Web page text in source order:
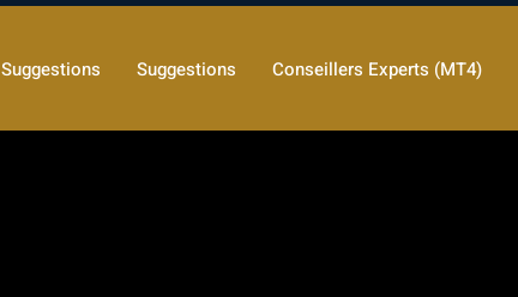
Suggestions Suggestions Conseillers Experts (MT4)